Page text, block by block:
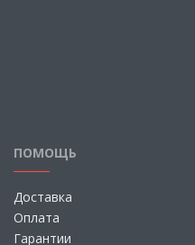
ПОМОЩЬ
Доставка
Оплата
Гарантии